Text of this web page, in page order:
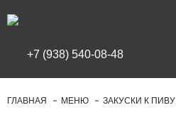
+7 (938) 540-08-48
ГЛАВНАЯ МЕНЮ ЗАКУСКИ К ПИВУ